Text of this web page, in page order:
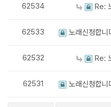
62534 Re:
62533 노래신청합니
62532 Re:
62531 노래신청합니